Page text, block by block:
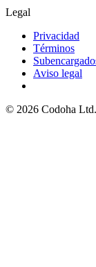
Legal
Privacidad
Términos
Aviso legal
© 2026 Codoha Ltd.